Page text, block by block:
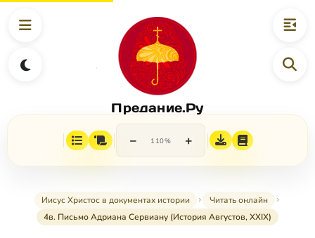
Предание.Ру
− 110% +
Иисус Христос в документах истории
Читать онлайн
4в. Письмо Адриана Сервиану (История Августов, XXIX)